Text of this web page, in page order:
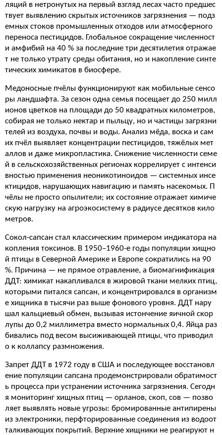
ляций в нетронутых на первый взгляд лесах часто предшес
твует выявлению скрытых источников загрязнения — подз
емных стоков промышленных отходов или атмосферного
переноса пестицидов. Глобальное сокращение численност
и амфибий на 40 % за последние три десятилетия отражае
т не только утрату среды обитания, но и накопление синте
тических химикатов в биосфере.
Медоносные пчёлы функционируют как мобильные сенсо
ры ландшафта. За сезон одна семья посещает до 250 милл
ионов цветков на площади до 50 квадратных километров,
собирая не только нектар и пыльцу, но и частицы загрязни
телей из воздуха, почвы и воды. Анализ мёда, воска и сам
их пчёл выявляет концентрации пестицидов, тяжёлых мет
аллов и даже микропластика. Снижение численности семе
й в сельскохозяйственных регионах коррелирует с интенси
вностью применения неоникотиноидов — системных инсе
ктицидов, нарушающих навигацию и память насекомых. П
чёлы не просто опылители; их состояние отражает химиче
скую нагрузку на агроэкосистему в радиусе десятков кило
метров.
Сокол-сапсан стал классическим примером индикатора на
копления токсинов. В 1950–1960-е годы популяции хищно
й птицы в Северной Америке и Европе сократились на 90
%. Причина — не прямое отравление, а биомагнификация
ДДТ: химикат накапливался в жировой ткани мелких птиц,
которыми питался сапсан, и концентрировался в организм
е хищника в тысячи раз выше фонового уровня. ДДТ нару
шал кальциевый обмен, вызывая истончение яичной скор
лупы до 0,2 миллиметра вместо нормальных 0,4. Яйца раз
бивались под весом высиживающей птицы, что приводил
о к коллапсу размножения.
Запрет ДДТ в 1972 году в США и последующее восстановл
ение популяции сапсана продемонстрировали обратимост
ь процесса при устранении источника загрязнения. Сегодн
я мониторинг хищных птиц — орланов, скоп, сов — позво
ляет выявлять новые угрозы: бромированные антипирены
из электроники, перфторированные соединения из водоот
талкивающих покрытий. Верхние хищники не реагируют н